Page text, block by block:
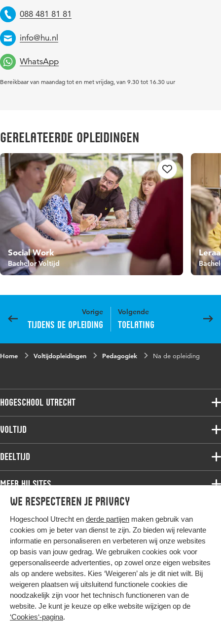
We respecteren je privacy
Hogeschool Utrecht en derde partijen maken gebruik van
cookies om je beter van dienst te zijn. Zo bieden wij relevante
informatie en personaliseren en verbeteren wij onze websites
op basis van jouw gedrag. We gebruiken cookies ook voor
gepersonaliseerde advertenties, op zowel onze eigen websites
als op andere websites. Kies ‘Weigeren’ als je dit niet wilt. Bij
weigeren plaatsen wij uitsluitend functionele cookies die
noodzakelijk zijn voor het technisch functioneren van de
website. Je kunt je keuze op elke website wijzigen op de
‘Cookies‘-pagina.
Telefoon
088 481 81 81
Email
info@hu.nl
WhatsApp
Bereikbaar van maandag tot en met vrijdag, van 9.30 tot 16.30 uur
Gerelateerde opleidingen
Social Work
Bachelor Voltijd
Vorige
Tijdens de opleiding
Volgende
Toelating
Home Voltijdopleidingen Pedagogiek Na de opleiding
Hogeschool Utrecht
Voltijdopleidingen
Onderzoek
Werken bij de HU
Contact
Voltijd
Associate degree
Master
Studiekeuze voltijd
Deeltijd
Associate degree
Bachelor
Master
Post-master
Studiekeuze deeltijd
Meer HU sites
HU International
HU Bibliotheek
HU Ontwikkelt
Duurzame HU
Intranet
Trajectum
Hier komt alles samen
Colofon
Privacy
Cookies